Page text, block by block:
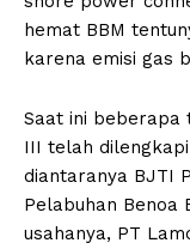
hemat BBM
karena emisi gas
Saat ini beberapa
III telah
diantaranya BJTI
Pelabuhan Benoa
usahanya, PT